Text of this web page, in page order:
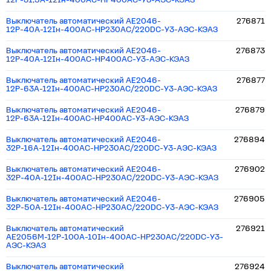
Выключатель автоматический АЕ2046-
12Р-40А-12Iн-400AC-НР230AC/220DC-У3-АЭС-КЭАЗ
276871
Выключатель автоматический АЕ2046-
12Р-40А-12Iн-400AC-НР400AC-У3-АЭС-КЭАЗ
276873
Выключатель автоматический АЕ2046-
12Р-63А-12Iн-400AC-НР230AC/220DC-У3-АЭС-КЭАЗ
276877
Выключатель автоматический АЕ2046-
12Р-63А-12Iн-400AC-НР400AC-У3-АЭС-КЭАЗ
276879
Выключатель автоматический АЕ2046-
32Р-16А-12Iн-400AC-НР230AC/220DC-У3-АЭС-КЭАЗ
276894
Выключатель автоматический АЕ2046-
32Р-40А-12Iн-400AC-НР230AC/220DC-У3-АЭС-КЭАЗ
276902
Выключатель автоматический АЕ2046-
32Р-50А-12Iн-400AC-НР230AC/220DC-У3-АЭС-КЭАЗ
276905
Выключатель автоматический
АЕ2056М-12Р-100А-10Iн-400AC-НР230AC/220DC-У3-
АЭС-КЭАЗ
276921
Выключатель автоматический 276924